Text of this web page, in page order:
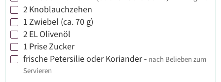
▢
2Knoblauchzehen
▢
1Zwiebel (ca. 70 g)
▢
2ELOlivenöl
▢
1 PriseZucker
▢
frische Petersilie oder Koriander- nach Belieben zum
Servieren